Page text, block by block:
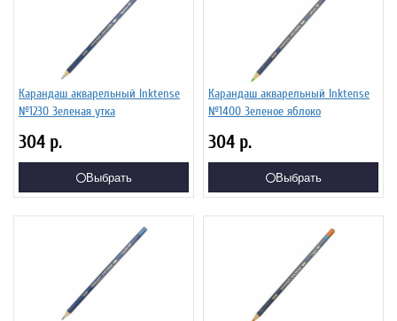
Карандаш акварельный Inktense
№1230 Зеленая утка
304 р.
Выбрать
Карандаш акварельный Inktense
№1400 Зеленое яблоко
304 р.
Выбрать